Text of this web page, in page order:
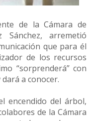
de la Cámara de
Sánchez, arremetió
que para él
de los recursos
“sorprenderá” con
a conocer.
encendido del árbol,
de la Cámara